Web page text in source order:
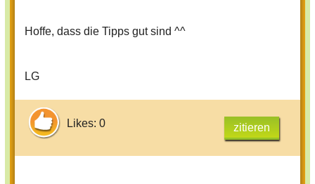
Hoffe, dass die Tipps gut sind ^^
LG
Likes: 0 zitieren